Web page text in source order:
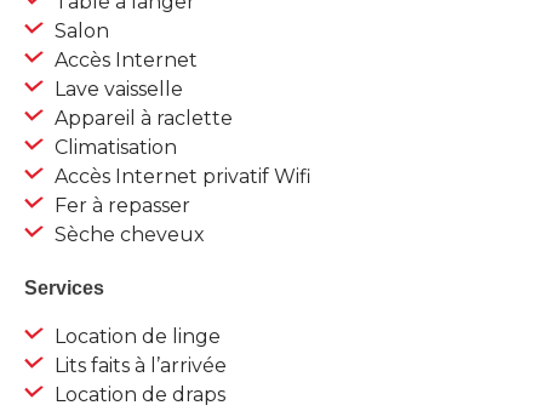
Salon
Accès Internet
Lave vaisselle
Appareil à raclette
Climatisation
Accès Internet privatif Wifi
Fer à repasser
Sèche cheveux
Services
Location de linge
Lits faits à l’arrivée
Location de draps